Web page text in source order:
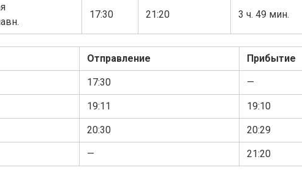
17:30 21:20 3 ч. 49 мин.
Отправление Прибытие
17:30 —
19:11 19:10
20:30 20:29
— 21:20